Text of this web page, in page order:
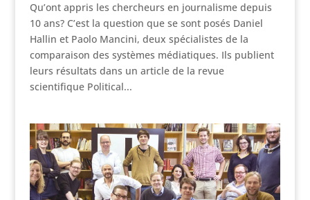
Qu’ont appris les chercheurs en journalisme depuis
10 ans? C’est la question que se sont posés Daniel
Hallin et Paolo Mancini, deux spécialistes de la
comparaison des systèmes médiatiques. Ils publient
leurs résultats dans un article de la revue
scientifique Political...